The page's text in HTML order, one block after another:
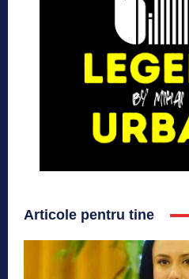
Articole pentru tine